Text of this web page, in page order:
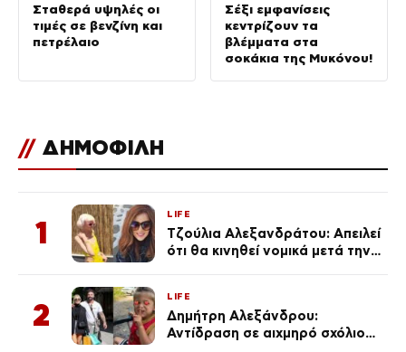
Σταθερά υψηλές οι
τιμές σε βενζίνη και
πετρέλαιο
Σέξι εμφανίσεις
κεντρίζουν τα
βλέμματα στα
σοκάκια της Μυκόνου!
// ΔΗΜΟΦΙΛΗ
1
LIFE
Τζούλια Αλεξανδράτου: Απειλεί
ότι θα κινηθεί νομικά μετά την
2
LIFE
Δημήτρη Αλεξάνδρου:
Αντίδραση σε αιχμηρό σχόλιο